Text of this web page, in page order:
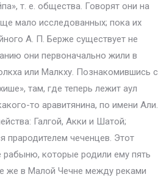
т. е. общества. Говорят они на
мало исследованных; пока их
А. П. Берже существует не
они первоначально жили в
или Малкху. Познакомившись с
там, где теперь лежит аул
то аравитянина, по имени Али.
Галгой, Акки и Шатой;
прародителем чеченцев. Этот
рабыню, которые родили ему пять
же в Малой Чечне между реками